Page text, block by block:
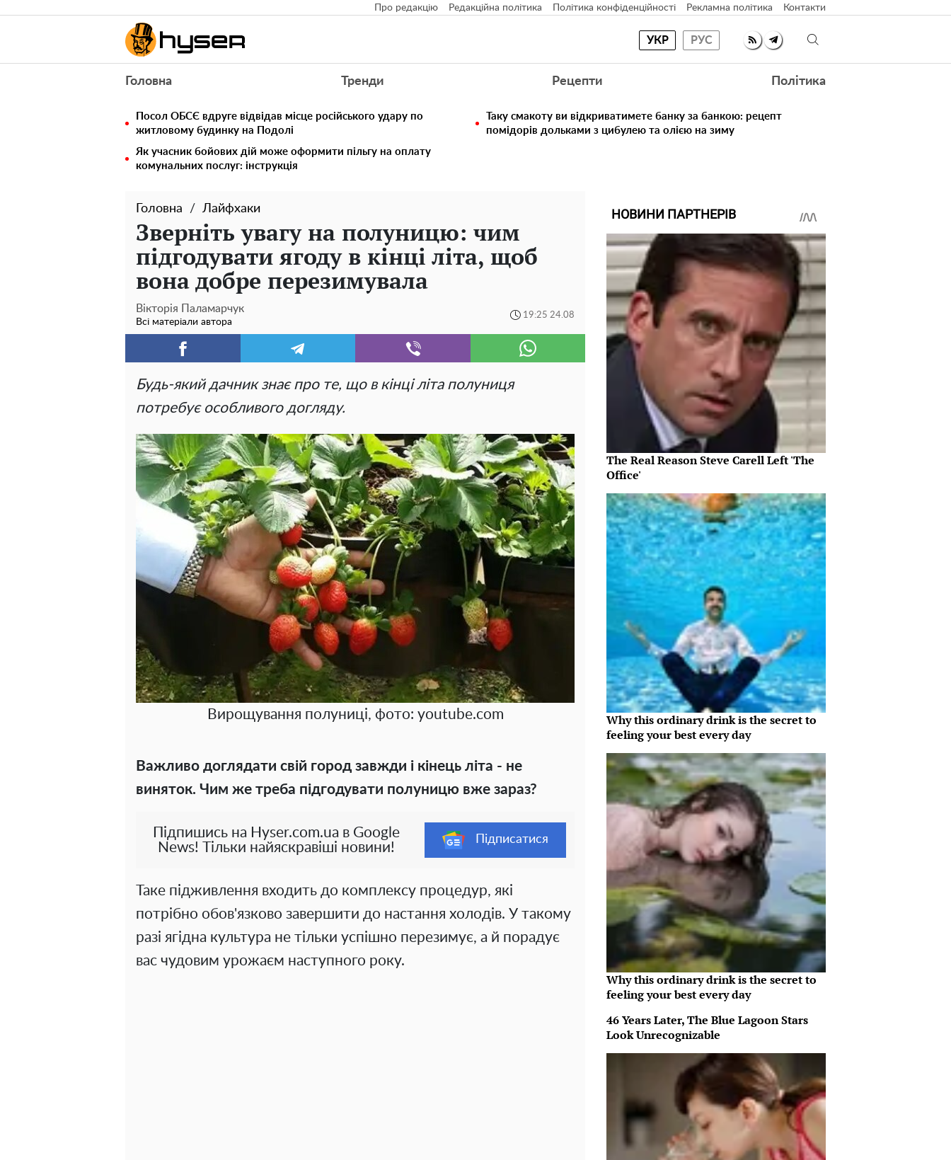
Про редакцію Редакційна політика Політика конфіденційності Рекламна політика Контакти
УКР РУС
Головна Тренди Рецепти Політика
Посол ОБСЄ вдруге відвідав місце російського удару по
житловому будинку на Подолі
Таку смакоту ви відкриватимете банку за банкою: рецепт
помідорів дольками з цибулею та олією на зиму
Як учасник бойових дій може оформити пільгу на оплату
комунальних послуг: інструкція
Головна Лайфхаки
Зверніть увагу на полуницю: чим
підгодувати ягоду в кінці літа, щоб
вона добре перезимувала
Вікторія Паламарчук
Всі матеріали автора
19:25 24.08
Будь-який дачник знає про те, що в кінці літа полуниця
потребує особливого догляду.
Вирощування полуниці, фото: youtube.com
Важливо доглядати свій город завжди і кінець літа - не
виняток. Чим же треба підгодувати полуницю вже зараз?
Підпишись на Hyser.com.ua в Google
News! Тільки найяскравіші новини!
Підписатися
Таке підживлення входить до комплексу процедур, які
потрібно обов'язково завершити до настання холодів. У такому
разі ягідна культура не тільки успішно перезимує, а й порадує
вас чудовим урожаєм наступного року.
НОВИНИ ПАРТНЕРІВ
The Real Reason Steve Carell Left 'The
Office'
Why this ordinary drink is the secret to
feeling your best every day
Why this ordinary drink is the secret to
feeling your best every day
46 Years Later, The Blue Lagoon Stars
Look Unrecognizable